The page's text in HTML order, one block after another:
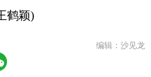
鹤颖)
编辑：沙见龙